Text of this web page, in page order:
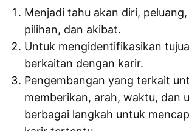
Menjadi tahu akan diri,
pilihan, dan akibat.
Untuk mengidentifikasikan
berkaitan dengan karir.
Pengembangan yang terkait
memberikan, arah, waktu, dan
berbagai langkah untuk